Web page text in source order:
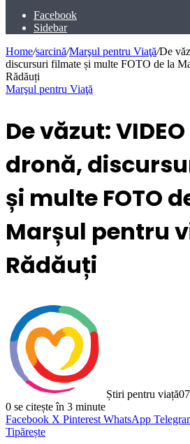
Facebook
Sidebar
Home/sarcină/Marşul pentru Viaţă/De
discursuri filmate și multe FOTO de la
Rădăuți
Marşul pentru Viaţă
De văzut:
dronă,
și multe FOTO
Marșul pentru
Rădăuți
Știri pentru viață
0 se citește în 3 minute
Facebook X Pinterest WhatsApp
Tipărește